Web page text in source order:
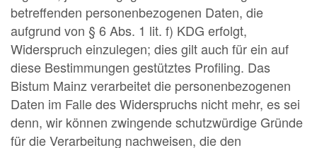
betreffenden personenbezogenen Daten, die
aufgrund von § 6 Abs. 1 lit. f) KDG erfolgt,
Widerspruch einzulegen; dies gilt auch für ein auf
diese Bestimmungen gestütztes Profiling. Das
Bistum Mainz verarbeitet die personenbezogenen
Daten im Falle des Widerspruchs nicht mehr, es sei
denn, wir können zwingende schutzwürdige Gründe
für die Verarbeitung nachweisen, die den